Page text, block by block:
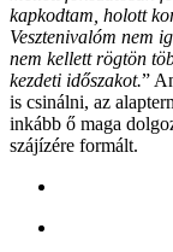
kapkodtam, holott
Vesztenivalóm nem
nem kellett rögtön
kezdeti időszakot.”
is csinálni, az
inkább ő maga
szájízére formált.